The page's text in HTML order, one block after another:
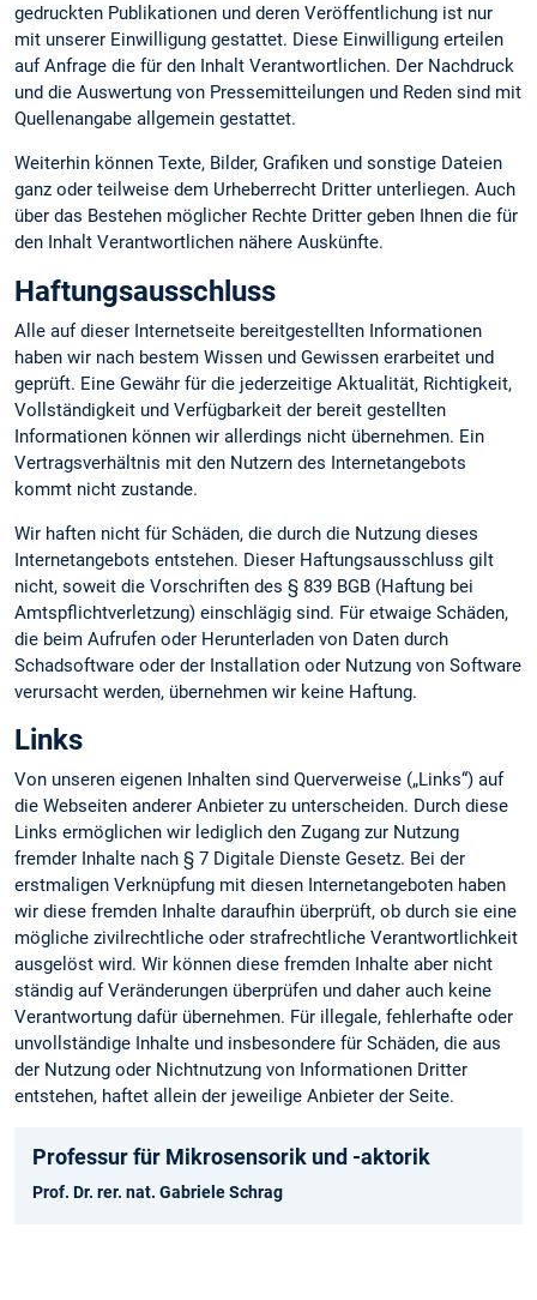
gedruckten Publikationen und deren Veröffentlichung ist nur
mit unserer Einwilligung gestattet. Diese Einwilligung erteilen
auf Anfrage die für den Inhalt Verantwortlichen. Der Nachdruck
und die Auswertung von Pressemitteilungen und Reden sind mit
Quellenangabe allgemein gestattet.
Weiterhin können Texte, Bilder, Grafiken und sonstige Dateien
ganz oder teilweise dem Urheberrecht Dritter unterliegen. Auch
über das Bestehen möglicher Rechte Dritter geben Ihnen die für
den Inhalt Verantwortlichen nähere Auskünfte.
Haftungsausschluss
Alle auf dieser Internetseite bereitgestellten Informationen
haben wir nach bestem Wissen und Gewissen erarbeitet und
geprüft. Eine Gewähr für die jederzeitige Aktualität, Richtigkeit,
Vollständigkeit und Verfügbarkeit der bereit gestellten
Informationen können wir allerdings nicht übernehmen. Ein
Vertragsverhältnis mit den Nutzern des Internetangebots
kommt nicht zustande.
Wir haften nicht für Schäden, die durch die Nutzung dieses
Internetangebots entstehen. Dieser Haftungsausschluss gilt
nicht, soweit die Vorschriften des § 839 BGB (Haftung bei
Amtspflichtverletzung) einschlägig sind. Für etwaige Schäden,
die beim Aufrufen oder Herunterladen von Daten durch
Schadsoftware oder der Installation oder Nutzung von Software
verursacht werden, übernehmen wir keine Haftung.
Links
Von unseren eigenen Inhalten sind Querverweise („Links“) auf
die Webseiten anderer Anbieter zu unterscheiden. Durch diese
Links ermöglichen wir lediglich den Zugang zur Nutzung
fremder Inhalte nach § 7 Digitale Dienste Gesetz. Bei der
erstmaligen Verknüpfung mit diesen Internetangeboten haben
wir diese fremden Inhalte daraufhin überprüft, ob durch sie eine
mögliche zivilrechtliche oder strafrechtliche Verantwortlichkeit
ausgelöst wird. Wir können diese fremden Inhalte aber nicht
ständig auf Veränderungen überprüfen und daher auch keine
Verantwortung dafür übernehmen. Für illegale, fehlerhafte oder
unvollständige Inhalte und insbesondere für Schäden, die aus
der Nutzung oder Nichtnutzung von Informationen Dritter
entstehen, haftet allein der jeweilige Anbieter der Seite.
Professur für Mikrosensorik und -aktorik
Prof. Dr. rer. nat. Gabriele Schrag